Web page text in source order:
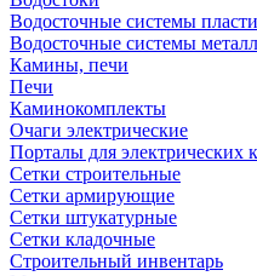
Водосточные системы
Водосточные системы
Камины, печи
Печи
Каминокомплекты
Очаги электрические
Порталы для электрических
Сетки строительные
Сетки армирующие
Сетки штукатурные
Сетки кладочные
Строительный инвентарь